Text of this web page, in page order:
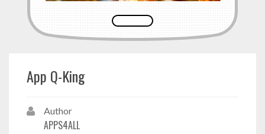
App Q-King
Author
APPS4ALL